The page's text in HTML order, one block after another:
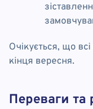
Очікується, що
кінця вересня.
Переваги та